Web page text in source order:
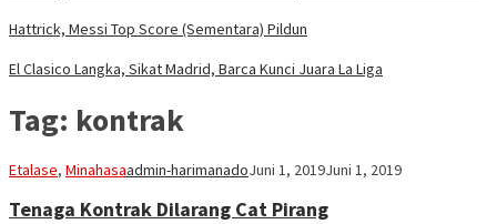
Hattrick, Messi Top Score (Sementara) Pildun
El Clasico Langka, Sikat Madrid, Barca Kunci Juara La Liga
Tag: kontrak
Etalase, Minahasaadmin-harimanadoJuni 1, 2019Juni 1, 2019
Tenaga Kontrak Dilarang Cat Pirang